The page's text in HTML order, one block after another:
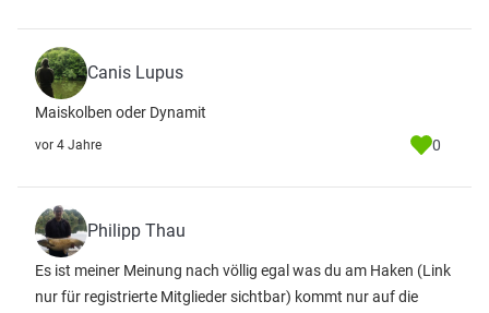
Canis Lupus
Maiskolben oder Dynamit
vor 4 Jahre 0
Philipp Thau
Es ist meiner Meinung nach völlig egal was du am Haken (Link
nur für registrierte Mitglieder sichtbar) kommt nur auf die